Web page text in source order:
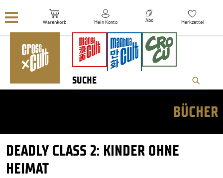
Warenkorb Mein Konto Abo Merkzettel
BÜCHER
DEADLY CLASS 2: KINDER OHNE
HEIMAT